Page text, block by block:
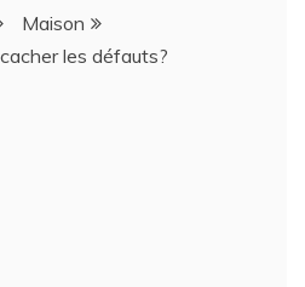
Maison
les défauts?